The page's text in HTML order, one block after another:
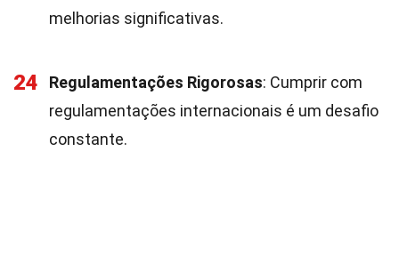
melhorias significativas.
24 Regulamentações Rigorosas: Cumprir com
regulamentações internacionais é um desafio
constante.